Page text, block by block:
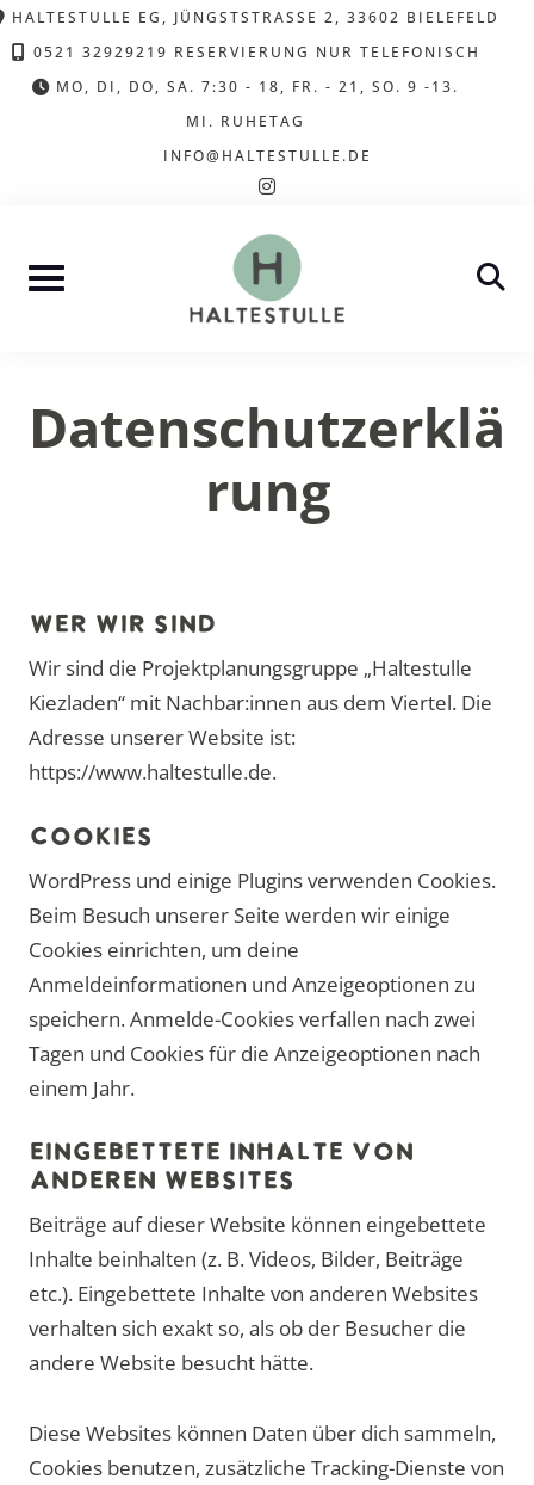
Skip
to
content
HALTESTULLE EG, JÜNGSTSTRASSE 2, 33602 BIELEFELD
0521 32929219 RESERVIERUNG NUR TELEFONISCH
MO, DI, DO, SA. 7:30 - 18, FR. - 21, SO. 9 -13.
MI. RUHETAG
INFO@HALTESTULLE.DE
instagram
Datenschutzerklä
rung
WER WIR SIND
Wir sind die Projektplanungsgruppe „Haltestulle
Kiezladen“ mit Nachbar:innen aus dem Viertel. Die
Adresse unserer Website ist:
https://www.haltestulle.de.
COOKIES
WordPress und einige Plugins verwenden Cookies.
Beim Besuch unserer Seite werden wir einige
Cookies einrichten, um deine
Anmeldeinformationen und Anzeigeoptionen zu
speichern. Anmelde-Cookies verfallen nach zwei
Tagen und Cookies für die Anzeigeoptionen nach
einem Jahr.
EINGEBETTETE INHALTE VON
ANDEREN WEBSITES
Beiträge auf dieser Website können eingebettete
Inhalte beinhalten (z. B. Videos, Bilder, Beiträge
etc.). Eingebettete Inhalte von anderen Websites
verhalten sich exakt so, als ob der Besucher die
andere Website besucht hätte.
Diese Websites können Daten über dich sammeln,
Cookies benutzen, zusätzliche Tracking-Dienste von